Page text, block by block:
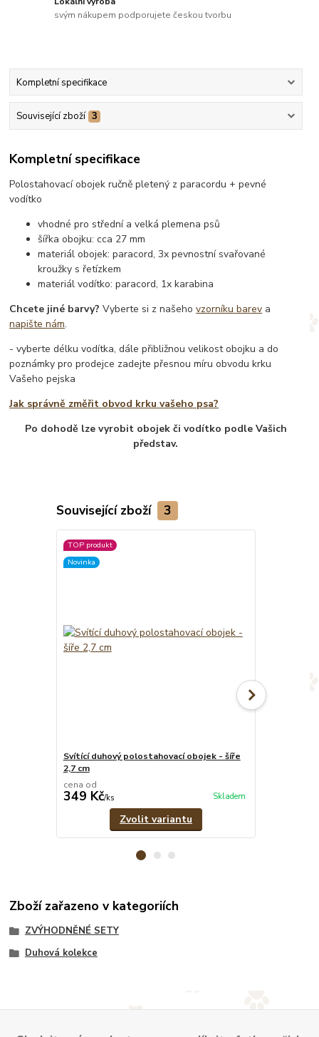
svým nákupem podporujete českou tvorbu
Kompletní specifikace
Související zboží 3
Kompletní specifikace
Polostahovací obojek ručně pletený z paracordu + pevné
vodítko
vhodné pro střední a velká plemena psů
šířka obojku: cca 27 mm
materiál obojek: paracord, 3x pevnostní svařované
kroužky s řetízkem
materiál vodítko: paracord, 1x karabina
Chcete jiné barvy? Vyberte si z našehovzorníku barev a
napište nám.
- vyberte délku vodítka, dále přibližnou velikost obojku a do
poznámky pro prodejce zadejte přesnou míru obvodu krku
Vašeho pejska
Jak správně změřit obvod krku vašeho psa?
Po dohodě lze vyrobit obojek či vodítko podle Vašich
představ.
Související zboží 3
TOP produkt
Novinka
Svítící duhový polostahovací obojek - šíře
2,7 cm
cena od
349 Kč/ks Skladem
Zvolit variantu
Zboží zařazeno v kategoriích
ZVÝHODNĚNÉ SETY
Duhová kolekce